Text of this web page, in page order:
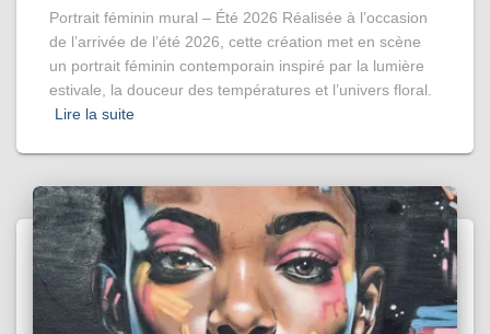
Portrait féminin mural – Été 2026 Réalisée à l’occasion
de l’arrivée de l’été 2026, cette création met en scène
un portrait féminin contemporain inspiré par la lumière
estivale, la douceur des températures et l’univers floral.
Lire la suite